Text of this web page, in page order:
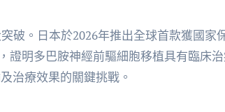
破。日本於2026年推出全球首款獲國家
證明多巴胺神經前驅細胞移植具有臨床治
治療效果的關鍵挑戰。